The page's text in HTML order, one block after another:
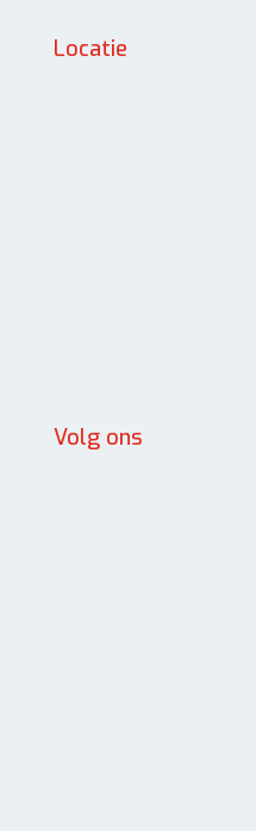
Locatie
Volg ons